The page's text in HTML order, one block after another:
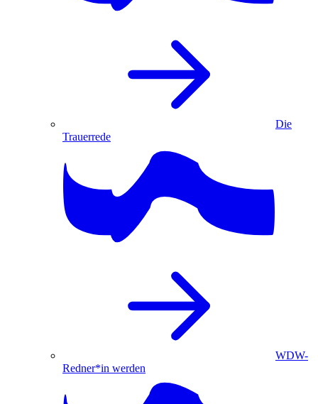
Die
Trauerrede
WDW-
Redner*in werden